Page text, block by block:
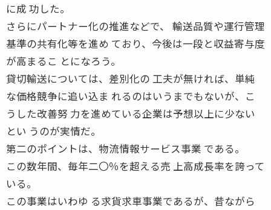
に成 功した。
さらにパートナー化の推進などで、 輸送品質や運行管理
基準の共有化等を進め ており、今後は一段と収益寄与度
が高まるこ とになろう。
貸切輸送については、差別化の 工夫が無ければ、単純
な価格競争に追い込ま れるのはいうまでもないが、こ
うした改善努 力を進めている企業は予想以上に少ない
とい うのが実情だ。
第二のポイントは、物流情報サービス事業 である。
この数年間、毎年二〇％を超える売 上高成長率を誇って
いる。
この事業はいわゆ る求貨求車事業であるが、昔ながら